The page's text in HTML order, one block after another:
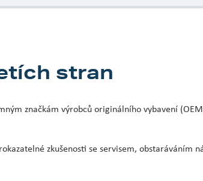
stran
značkám výrobců originálního vybavení
zkušenosti se servisem, obstaráváním